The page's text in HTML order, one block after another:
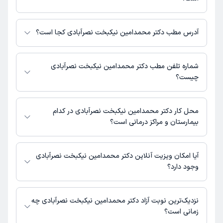
مبلغ ویزیت دکتر محمدامین نیکبخت نصرآبادی با توجه به نوع ویزیت تغییر
می‌کند.آدرس مطب دکتر محمدامین نیکبخت نصرآبادی کجا است؟
دکتر محمدامین نیکبخت نصرآبادی 1 مطب فعال دارند. آدرس مطب‌های دکتر
محمدامین نیکبخت نصرآبادی به شرح زیر است.
شماره تلفن مطب دکتر محمدامین نیکبخت نصرآبادی
چیست؟
مطب تهران : شماره تماس مطب دکتر محمدامین نیکبخت نصرآبادی در حال
حاضر در این صفحه ثبت نشده است.
محل کار دکتر محمدامین نیکبخت نصرآبادی در کدام
بیمارستان و مراکز درمانی است؟
اطلاعاتی درباره محل فعالیت دکتر محمدامین نیکبخت نصرآبادی در مراکز درمانی
در دسترس نیست.
آیا امکان ویزیت آنلاین دکتر محمدامین نیکبخت نصرآبادی
وجود دارد؟
در حال حاضر دکتر محمدامین نیکبخت نصرآبادی مشاوره پزشکی تلفنی فعال
دارند.نزدیک‌ترین نوبت آزاد دکتر محمدامین نیکبخت نصرآبادی چه
زمانی است؟